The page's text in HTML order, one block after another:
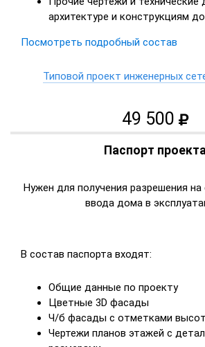
архитектуре и конструкциям
Посмотреть подробный состав
Типовой проект инженерных
49 500
Паспорт
Нужен для получения разрешения на
ввода дома в
В состав паспорта входят:
Общие данные по проекту
Цветные 3D фасады
Ч/б фасады с отметками высот
Чертежи планов этажей с